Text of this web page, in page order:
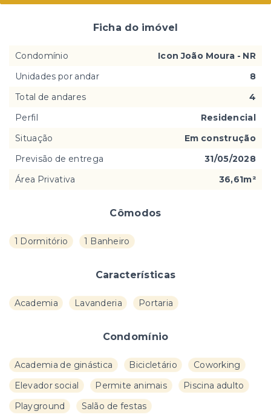
Cômodos
1 Dormitório 1 Banheiro
Características
Academia Lavanderia Portaria
Condomínio
Academia de ginástica Bicicletário
Coworking
Elevador social
Permite animais
Piscina adulto
Playground
Salão de festas
Ficha do imóvel
Condomínio
Icon João Moura - NR
Unidades por andar
8
Total de andares
4
Perfil
Residencial
Situação
Em construção
Previsão de entrega
31/05/2028
Área Privativa
36,61m²